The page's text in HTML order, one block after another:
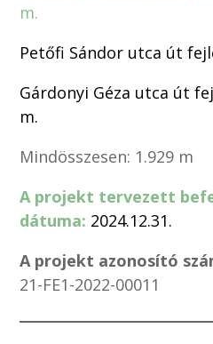
m.
Petőfi Sándor utca út
Gárdonyi Géza utca út
m.
Mindösszesen: 1.929 m
A projekt tervezett
dátuma: 2024.12.31.
A projekt azonosító
21-FE1-2022-00011